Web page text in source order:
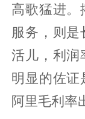
高歌猛进。
服务，则
活儿，利润
明显的佐证
阿里毛利率